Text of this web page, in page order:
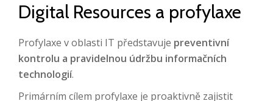
Digital Resources a profylaxe
Profylaxe v oblasti IT představuje preventivní
kontrolu a pravidelnou údržbu informačních
technologií.
Primárním cílem profylaxe je proaktivně zajistit